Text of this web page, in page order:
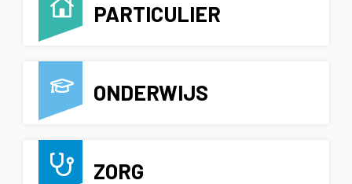
PARTICULIER
ONDERWIJS
ZORG